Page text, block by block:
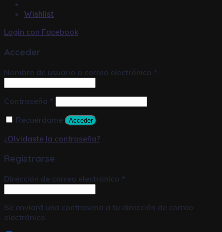
Wishlist
Login con Facebook
Acceder
Nombre de usuario o correo electrónico *
Contraseña *
Recuérdame
Acceder
¿Olvidaste la contraseña?
Registrarse
Dirección de correo electrónico *
Se enviará una contraseña a tu dirección de correo
electrónico.